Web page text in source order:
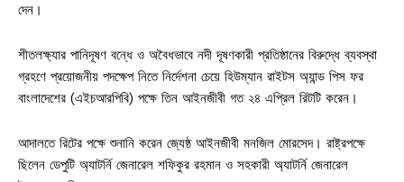
দেন।
শীতলক্ষ্যার পানিদূষণ বন্ধে ও অবৈধভাবে নদী দূষণকারী প্রতিষ্ঠানের বিরুদ্ধে ব্যবস্থা
গ্রহণে প্রয়োজনীয় পদক্ষেপ নিতে নির্দেশনা চেয়ে হিউম্যান রাইটস অ্যান্ড পিস ফর
বাংলাদেশের (এইচআরপিবি) পক্ষে তিন আইনজীবী গত ২৪ এপ্রিল রিটটি করেন।
আদালতে রিটের পক্ষে শুনানি করেন জ্যেষ্ঠ আইনজীবী মনজিল মোরসেদ। রাষ্ট্রপক্ষে
ছিলেন ডেপুটি অ্যাটর্নি জেনারেল শফিকুর রহমান ও সহকারী অ্যাটর্নি জেনারেল